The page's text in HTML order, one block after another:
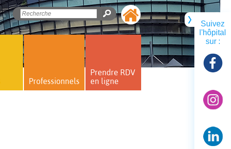
Suivez
l'hôpital
sur :
Professionnels
Prendre RDV
en ligne